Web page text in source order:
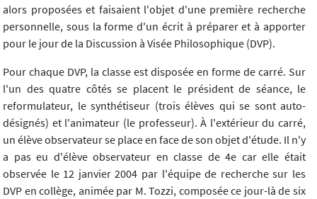
alors proposées et faisaient l'objet d'une première recherche
personnelle, sous la forme d'un écrit à préparer et à apporter
pour le jour de la Discussion à Visée Philosophique (DVP).
Pour chaque DVP, la classe est disposée en forme de carré. Sur
l'un des quatre côtés se placent le président de séance, le
reformulateur, le synthétiseur (trois élèves qui se sont auto-
désignés) et l'animateur (le professeur). À l'extérieur du carré,
un élève observateur se place en face de son objet d'étude. Il n'y
a pas eu d'élève observateur en classe de 4e car elle était
observée le 12 janvier 2004 par l'équipe de recherche sur les
DVP en collège, animée par M. Tozzi, composée ce jour-là de six